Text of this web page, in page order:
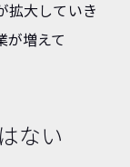
拡大していき
が増えて
ない